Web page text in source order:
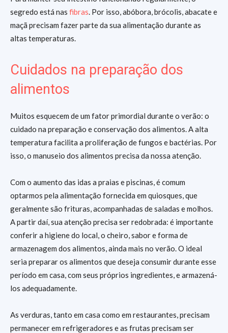
segredo está nas fibras. Por isso, abóbora, brócolis, abacate e
maçã precisam fazer parte da sua alimentação durante as
altas temperaturas.
Cuidados na preparação dos
alimentos
Muitos esquecem de um fator primordial durante o verão: o
cuidado na preparação e conservação dos alimentos. A alta
temperatura facilita a proliferação de fungos e bactérias. Por
isso, o manuseio dos alimentos precisa da nossa atenção.
Com o aumento das idas a praias e piscinas, é comum
optarmos pela alimentação fornecida em quiosques, que
geralmente são frituras, acompanhadas de saladas e molhos.
A partir daí, sua atenção precisa ser redobrada: é importante
conferir a higiene do local, o cheiro, sabor e forma de
armazenagem dos alimentos, ainda mais no verão. O ideal
seria preparar os alimentos que deseja consumir durante esse
período em casa, com seus próprios ingredientes, e armazená-
los adequadamente.
As verduras, tanto em casa como em restaurantes, precisam
permanecer em refrigeradores e as frutas precisam ser